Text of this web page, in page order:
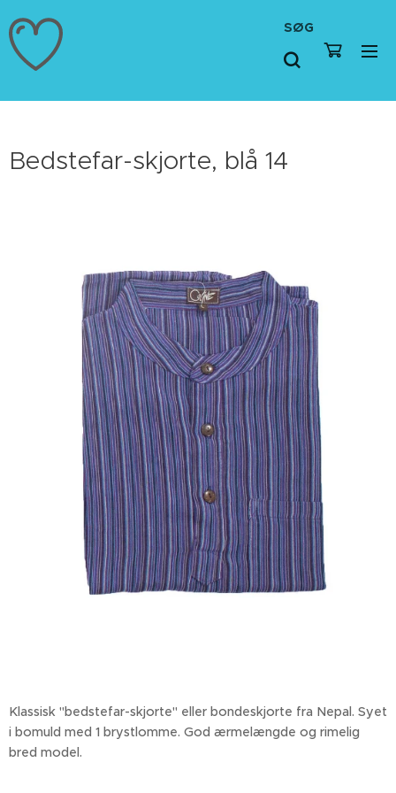
SØG
Bedstefar-skjorte, blå 14
Klassisk "bedstefar-skjorte" eller bondeskjorte fra Nepal. Syet
i bomuld med 1 brystlomme. God ærmelængde og rimelig
bred model.